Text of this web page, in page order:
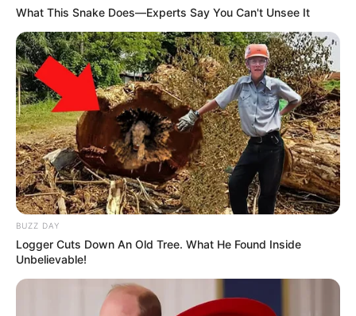
What This Snake Does—Experts Say You Can't Unsee It
BUZZ DAY
Logger Cuts Down An Old Tree. What He Found Inside
Unbelievable!